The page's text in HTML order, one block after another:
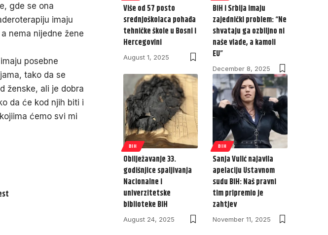
gde se ona
imaju
nema nijedne žene
posebne
tako da se
ženske, ali je dobra
da će kod njih biti i
ćemo svi mi
Više od 57 posto
srednjoškolaca pohađa
tehničke škole u Bosni i
Hercegovini
August 1, 2025
BiH i Srbija imaju
zajednički problem: “Ne
shvataju ga ozbiljno ni
naše vlade, a kamoli
EU”
December 8, 2025
BIH
Obilježavanje 33.
godišnjice spaljivanja
Nacionalne i
univerzitetske
biblioteke BiH
August 24, 2025
BIH
Sanja Vulić najavila
apelaciju Ustavnom
sudu BiH: Naš pravni
tim pripremio je
zahtjev
November 11, 2025